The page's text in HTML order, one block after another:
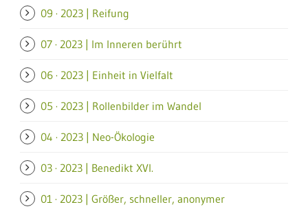
09 · 2023 | Reifung
07 · 2023 | Im Inneren berührt
06 · 2023 | Einheit in Vielfalt
05 · 2023 | Rollenbilder im Wandel
04 · 2023 | Neo-Ökologie
03 · 2023 | Benedikt XVI.
01 · 2023 | Größer, schneller, anonymer